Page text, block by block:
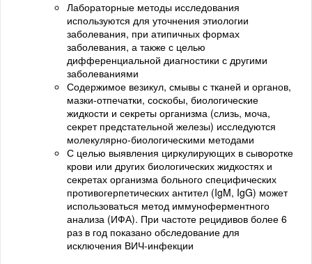
Лабораторные методы исследования
используются для уточнения этиологии
заболевания, при атипичных формах
заболевания, а также с целью
дифференциальной диагностики с другими
заболеваниями
Содержимое везикул, смывы с тканей и органов,
мазки-отпечатки, соскобы, биологические
жидкости и секреты организма (слизь, моча,
секрет предстательной железы) исследуются
молекулярно-биологическими методами
С целью выявления циркулирующих в сыворотке
крови или других биологических жидкостях и
секретах организма больного специфических
противогерпетических антител (IgM, IgG) может
использоваться метод иммуноферментного
анализа (ИФА). При частоте рецидивов более 6
раз в год показано обследование для
исключения ВИЧ-инфекции